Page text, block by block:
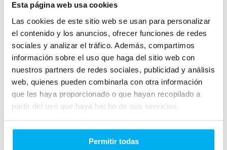
Esta página web usa cookies
Las cookies de este sitio web se usan para personalizar
el contenido y los anuncios, ofrecer funciones de redes
sociales y analizar el tráfico. Además, compartimos
información sobre el uso que haga del sitio web con
nuestros partners de redes sociales, publicidad y análisis
web, quienes pueden combinarla con otra información
que les haya proporcionado o que hayan recopilado a
partir del uso que haya hecho de sus servicios.
Permitir todas
de la carretera: un V8 biturbo de 4 litros con
585 caballos de fuerza y un par de 800 Nm. Con
una aceleración de 0 a 100 km/h en solo 3,5
segundos y una velocidad máxima de 315
km/h, el SL 63 ofrece una experiencia de
conducción verdaderamente emocionante.
Suena como un sueño hecho realidad para los
amantes de la velocidad y la adrenalina.
Interior: Donde el Lujo y la Tecnología se